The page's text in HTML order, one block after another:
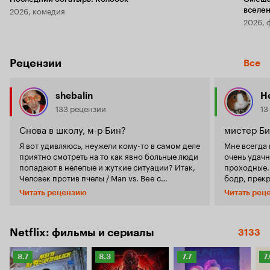
2026, комедия
2026,
Рецензии Все
shebalin
133 рецензии
Снова в школу, м-р Бин?
Я вот удивляюсь, неужели кому-то в самом деле
приятно смотреть на то как явно больные люди
попадают в нелепые и жуткие ситуации? Итак,
Человек против пчелы / Man vs. Bee с
Аткинсоном в главной роли. И да – это опять
«старый добрый» м-р Бин. Но... он в самом
и трогательности. Старый «м-р Бин» вряд ли
может умилять, скорее – вызывать жалость.
Потому что – заявленный в сериале конфликт
человек/пчела – это конфликт на эпизод, это
Читать рецензию
мистер
Мне
очень
проходные. Сейчас для своих лет он
бодр,
сниматься,
сериал
смотрятся
меру! Все актеры хорошо сыграли. Сам 'мистер
Бин'
Читать
Netflix: фильмы и сериалы 3133
Рейтинг
Кинопоиска
8.7
Рейтинг
Кинопоиска
8.3
Рейтинг
Кинопоиска
7.7